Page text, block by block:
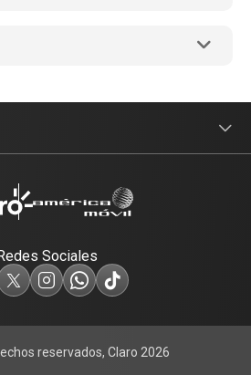
Sociales
reservados, Claro 2026